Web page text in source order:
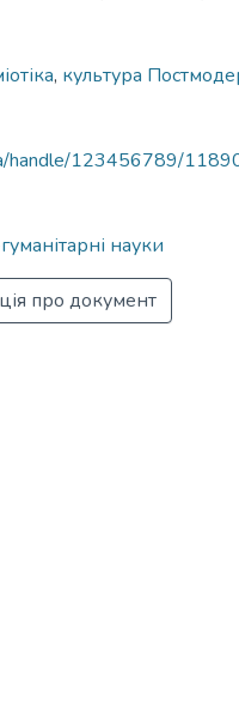
, культура
handle/123456789/
науки
про документ